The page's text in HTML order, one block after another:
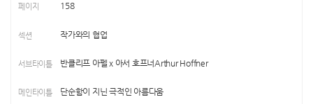
158
작가와의 협업
반클리프 아펠 x 아서 호프너Arthur Hoffner
단순함이 지닌 극적인 아름다움